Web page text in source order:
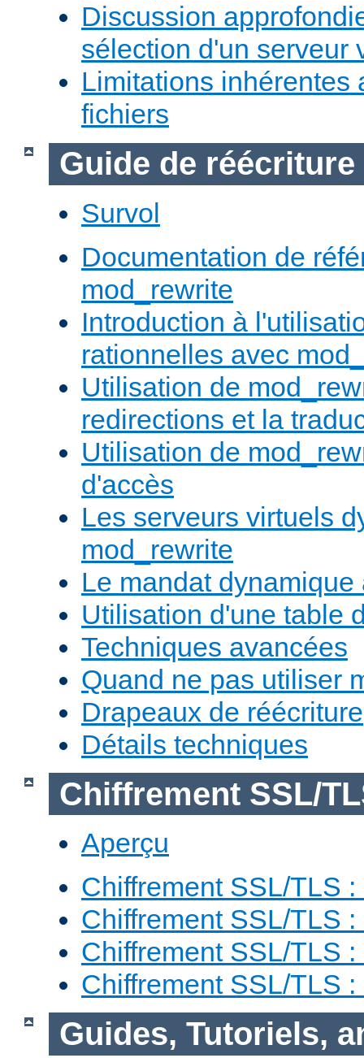
Discussion
sélection d'un serveur
Limitations inhérentes
fichiers
Guide de réécriture
Survol
Documentation de
mod_rewrite
Introduction à
rationnelles avec
Utilisation de
redirections et la
Utilisation de
d'accès
Les serveurs virtuels
mod_rewrite
Le mandat
Utilisation d'une table
Techniques avancées
Quand ne pas utiliser
Drapeaux de réécriture
Détails techniques
Chiffrement SSL/
Aperçu
Chiffrement SSL/TLS
Chiffrement SSL/TLS
Chiffrement SSL/TLS
Chiffrement SSL/TLS :
Guides, Tutoriels,